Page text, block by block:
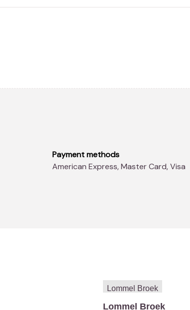
Payment methods
American Express, Master Card, Visa
Lommel Broek